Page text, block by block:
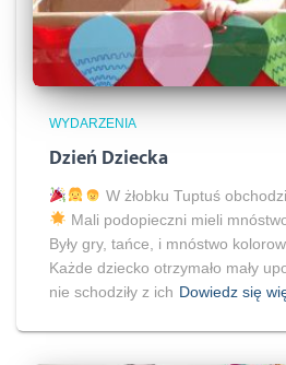
WYDARZENIA
Dzień Dziecka
W żłobku Tuptuś
Mali podopieczni mieli
Były gry, tańce, i mnóstwo
Każde dziecko otrzymało mały
nie schodziły z ich Dowiedz się